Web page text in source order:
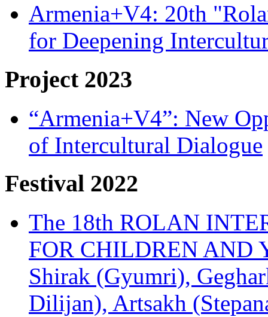
Armenia+V4: 20th
for Deepening
Project 2023
“Armenia+V4”: New
of Intercultural Dialogue
Festival 2022
The 18th ROLAN
FOR CHILDREN AND
Shirak (Gyumri),
Dilijan), Artsakh